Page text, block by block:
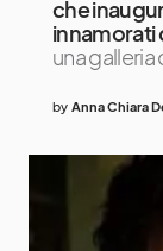
che
innamorati
una galleria
by Anna Chiara